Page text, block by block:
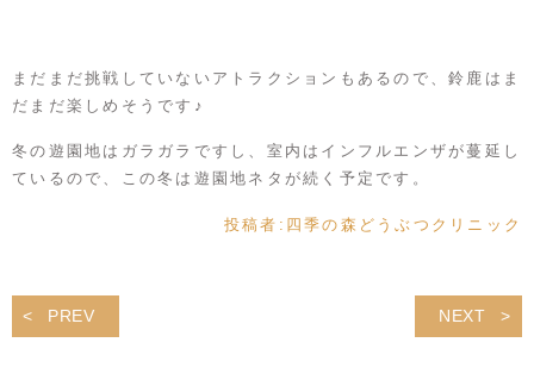
まだまだ挑戦していないアトラクションもあるので、鈴鹿はま
だまだ楽しめそうです♪
冬の遊園地はガラガラですし、室内はインフルエンザが蔓延し
ているので、この冬は遊園地ネタが続く予定です。
投稿者: 四季の森どうぶつクリニック
PREV NEXT